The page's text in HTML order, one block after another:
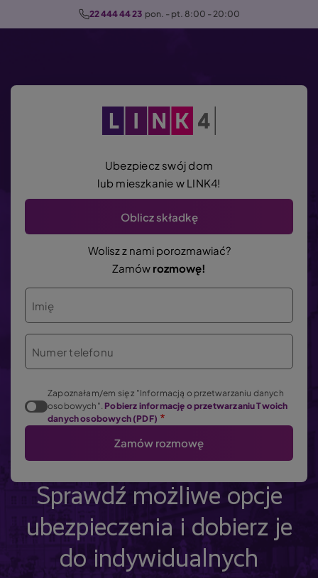
r
22 444 44 23 pon. - pt. 8:00 - 20:00
Ubezpiecz swój dom
lub mieszkanie w LINK4!
Oblicz składkę
Wolisz z nami porozmawiać?
Zamów rozmowę!
Imię
Numer telefonu
Zapoznałam/em się z "Informacją o przetwarzaniu danych
osobowych". Pobierz informację o przetwarzaniu Twoich
danych osobowych (PDF)
Sprawdź możliwe opcje
ubezpieczenia i dobierz je
do indywidualnych